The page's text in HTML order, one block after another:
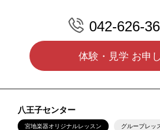
042-626-
体験・見学 お申
八王子センター
宮地楽器オリジナルレッスン グループレッ